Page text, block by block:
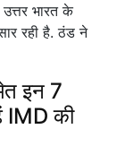
भारत के
रही है. ठंड ने
इन 7
IMD की